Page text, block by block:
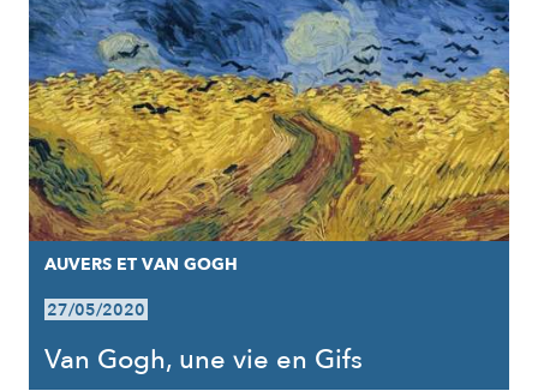
AUVERS ET VAN GOGH
27/05/2020
Van Gogh, une vie en Gifs